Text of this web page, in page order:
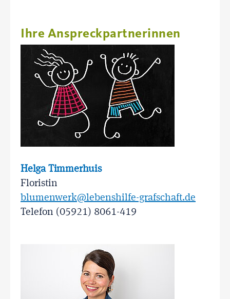
Ihre Anspreckpartnerinnen
Helga Timmerhuis
Floristin
blumenwerk@lebenshilfe-grafschaft.de
Telefon (05921) 8061-419